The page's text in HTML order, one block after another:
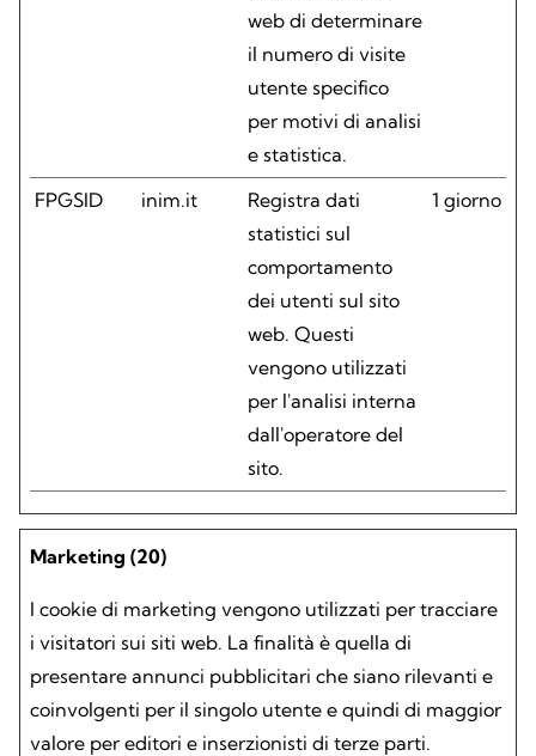
web di determinare
il numero di visite
utente specifico
per motivi di analisi
e statistica.
FPGSID inim.it
Registra dati
statistici sul
comportamento
dei utenti sul sito
web. Questi
vengono utilizzati
per l'analisi interna
dall'operatore del
sito.
1 giorno
Marketing (20)
I cookie di marketing vengono utilizzati per tracciare
i visitatori sui siti web. La finalità è quella di
presentare annunci pubblicitari che siano rilevanti e
coinvolgenti per il singolo utente e quindi di maggior
valore per editori e inserzionisti di terze parti.